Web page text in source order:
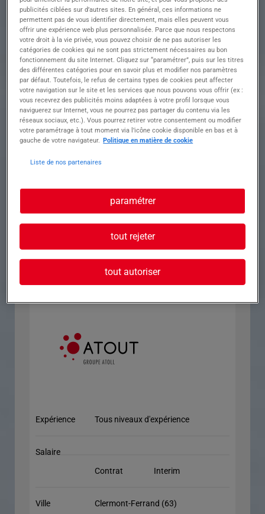
Profil recherché
Profil recherché • Expérience en façade, ITE,
ravalement ou métiers similaires
• Bonne condition physique et goût du travail en
extérieur
• Rigueur, précision et sens du détail
• Capacité à travailler en hauteur
Conditions • Contrat en intérim
• Horaires de journée
• Rémunération selon profil + indemnités de
déplacement
Ce poste vous intéresse et vous correspond ?
N'attendez plus ! Postulez dès à présent en ligne.
Expérience Tous niveaux d'expérience
Salaire
Contrat
Interim
Ville Clermont-Ferrand (63)
publicités ciblées sur d’autres sites. En général, ces informations ne
permettent pas de vous identifier directement, mais elles peuvent vous
offrir une expérience web plus personnalisée. Parce que nous respectons
votre droit à la vie privée, vous pouvez choisir de ne pas autoriser les
catégories de cookies qui ne sont pas strictement nécessaires au bon
fonctionnement du site Internet. Cliquez sur “paramétrer”, puis sur les titres
des différentes catégories pour en savoir plus et modifier nos paramètres
par défaut. Toutefois, le refus de certains types de cookies peut affecter
votre navigation sur le site et les services que nous pouvons vous offrir (ex :
vous recevrez des publicités moins adaptées à votre profil lorsque vous
naviguerez sur Internet, vous ne pourrez pas partager du contenu via les
réseaux sociaux, etc.). Vous pourrez retirer votre consentement ou modifier
votre paramétrage à tout moment via l’icône cookie disponible en bas et à
gauche de votre navigateur. Politique en matière de cookie
Liste de nos partenaires
paramétrer
tout rejeter
tout autoriser